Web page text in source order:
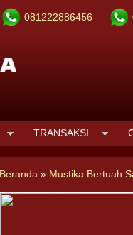
081222886456
TRANSAKSI
Beranda » Mustika Bertuah